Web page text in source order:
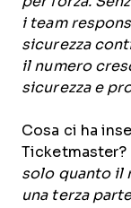
i team
sicurezza
il numero
sicurezza e
Cosa ci ha
solo quanto il
una terza